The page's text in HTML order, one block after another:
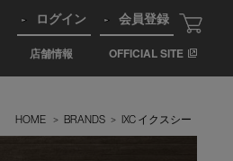
店舗情報 OFFICIAL SITE
ログイン 会員登録
HOME > BRANDS > IXC イクスシー